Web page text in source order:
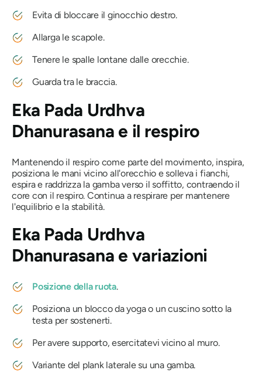
Evita di bloccare il ginocchio destro.
Allarga le scapole.
Tenere le spalle lontane dalle orecchie.
Guarda tra le braccia.
Eka Pada Urdhva
Dhanurasana e il respiro
Mantenendo il respiro come parte del movimento, inspira,
posiziona le mani vicino all'orecchio e solleva i fianchi,
espira e raddrizza la gamba verso il soffitto, contraendo il
core con il respiro. Continua a respirare per mantenere
l'equilibrio e la stabilità.
Eka Pada Urdhva
Dhanurasana e variazioni
Posizione della ruota.
Posiziona un blocco da yoga o un cuscino sotto la
testa per sostenerti.
Per avere supporto, esercitatevi vicino al muro.
Variante del plank laterale su una gamba.